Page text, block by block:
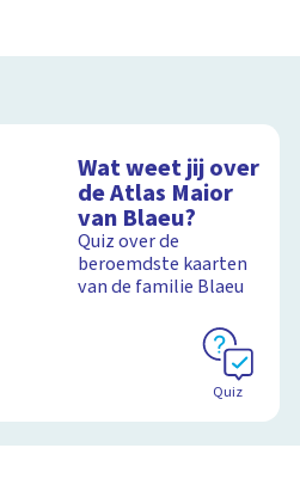
Wat weet jij over
de Atlas Maior
van Blaeu?
Quiz over de
beroemdste kaarten
van de familie Blaeu
Quiz